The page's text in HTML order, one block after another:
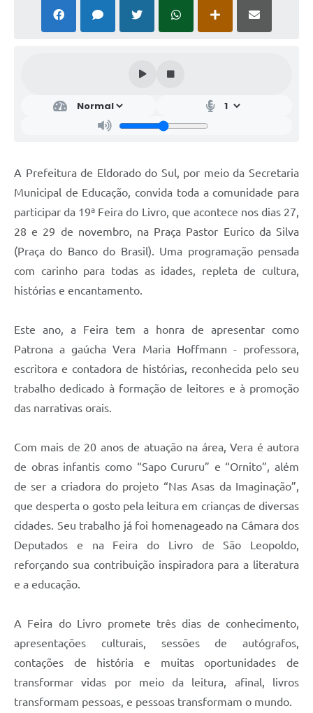
A Prefeitura de Eldorado do Sul, por meio da Secretaria
Municipal de Educação, convida toda a comunidade para
participar da 19ª Feira do Livro, que acontece nos dias 27,
28 e 29 de novembro, na Praça Pastor Eurico da Silva
(Praça do Banco do Brasil). Uma programação pensada
com carinho para todas as idades, repleta de cultura,
histórias e encantamento.
Este ano, a Feira tem a honra de apresentar como
Patrona a gaúcha Vera Maria Hoffmann - professora,
escritora e contadora de histórias, reconhecida pelo seu
trabalho dedicado à formação de leitores e à promoção
das narrativas orais.
Com mais de 20 anos de atuação na área, Vera é autora
de obras infantis como “Sapo Cururu” e “Ornito”, além
de ser a criadora do projeto “Nas Asas da Imaginação”,
que desperta o gosto pela leitura em crianças de diversas
cidades. Seu trabalho já foi homenageado na Câmara dos
Deputados e na Feira do Livro de São Leopoldo,
reforçando sua contribuição inspiradora para a literatura
e a educação.
A Feira do Livro promete três dias de conhecimento,
apresentações culturais, sessões de autógrafos,
contações de história e muitas oportunidades de
transformar vidas por meio da leitura, afinal, livros
transformam pessoas, e pessoas transformam o mundo.